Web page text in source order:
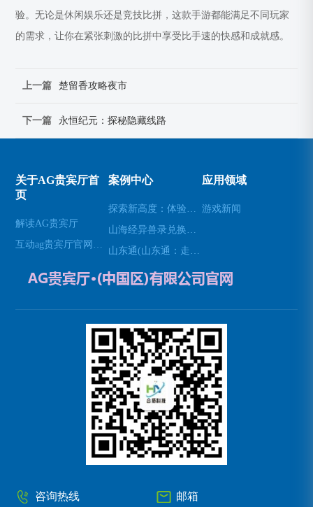
验。无论是休闲娱乐还是竞技比拼，这款手游都能满足不同玩家
的需求，让你在紧张刺激的比拼中享受比手速的快感和成就感。
上一篇 楚留香攻略夜市
下一篇 永恒纪元：探秘隐藏线路
关于AG贵宾厅首
页
解读AG贵宾厅
案例中心 应用领域
游戏新闻
邮箱
咨询热线